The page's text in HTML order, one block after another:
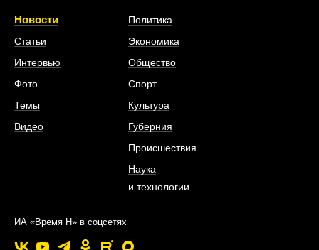
Новости
Статьи
Интервью
Фото
Темы
Видео
Политика
Экономика
Общество
Спорт
Культура
Губерния
Происшествия
Наука
и технологии
ИА «Время Н» в соцсетях